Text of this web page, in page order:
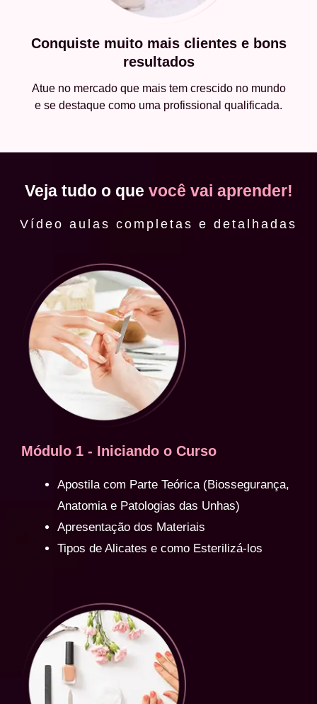
Conquiste muito mais clientes e bons
resultados
Atue no mercado que mais tem crescido no mundo
e se destaque como uma profissional qualificada.
Veja tudo o que você vai aprender!
Vídeo aulas completas e detalhadas
Módulo 1 - Iniciando o Curso
Apostila com Parte Teórica (Biossegurança,
Anatomia e Patologias das Unhas)
Apresentação dos Materiais
Tipos de Alicates e como Esterilizá-los